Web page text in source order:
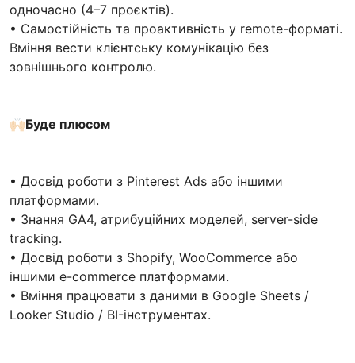
одночасно (4–7 проєктів).
• Самостійність та проактивність у remote-форматі.
Вміння вести клієнтську комунікацію без
зовнішнього контролю.
🙌🏻Буде плюсом
• Досвід роботи з Pinterest Ads або іншими
платформами.
• Знання GA4, атрибуційних моделей, server-side
tracking.
• Досвід роботи з Shopify, WooCommerce або
іншими e-commerce платформами.
• Вміння працювати з даними в Google Sheets /
Looker Studio / BI-інструментах.